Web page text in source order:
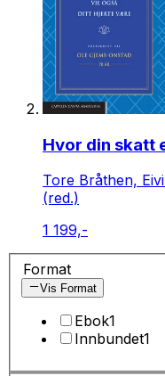
Hvor din skatt
Tore Bråthen,
(red.)
1 199,-
Format
Vis Format
Ebok1
Innbundet1